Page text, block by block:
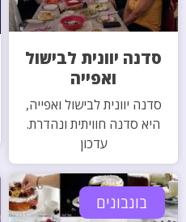
סדנה יוונית לבישול
ואפייה
סדנה יוונית לבישול ואפייה,
היא סדנה חוויתית ונהדרת.
עדכון
בונבונים